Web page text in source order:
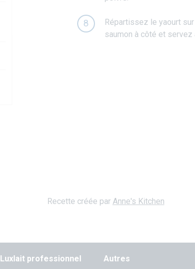
8
Répartissez le yaourt
saumon à côté et servez
Recette créée par Anne's Kitchen
Luxlait professionnel Autres